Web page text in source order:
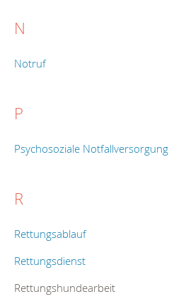
N
Notruf
P
Psychosoziale Notfallversorgung
R
Rettungsablauf
Rettungsdienst
Rettungshundearbeit